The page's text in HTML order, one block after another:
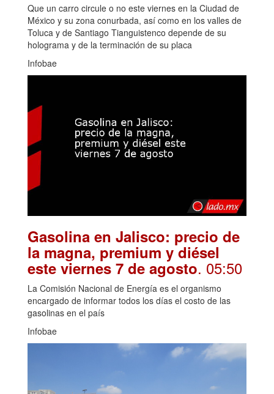
Que un carro circule o no este viernes en la Ciudad de
México y su zona conurbada, así como en los valles de
Toluca y de Santiago Tianguistenco depende de su
holograma y de la terminación de su placa
Infobae
Gasolina en Jalisco: precio de
la magna, premium y diésel
este viernes 7 de agosto. 05:50
La Comisión Nacional de Energía es el organismo
encargado de informar todos los días el costo de las
gasolinas en el país
Infobae